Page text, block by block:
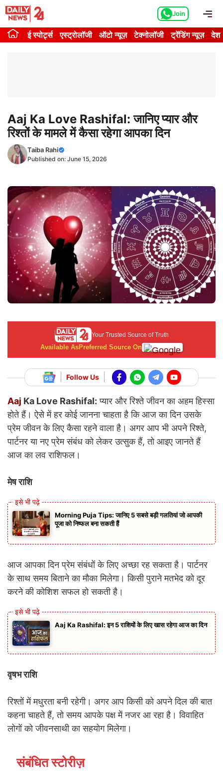
Skip
content
Join
ई स्पोर्ट्स एस्ट्रोलॉजी ऑटो न्यूज़ टेक्नोलॉजी ट्रेंडिंग न्यूज़ देश
Aaj Ka Love Rashifal: जानिए प्यार और
रिश्तों के मामले में कैसा रहेगा आपका दिन
Taiba Rahi
Published on: June 15, 2026
Your Trusted Source of Truth
Available AsPreferred Source On
Follow Us
Aaj Ka Love Rashifal: प्यार और रिश्ते जीवन का अहम हिस्सा
होते हैं। ऐसे में हर कोई जानना चाहता है कि आज का दिन उसके
प्रेम जीवन के लिए कैसा रहने वाला है। अगर आप भी अपने रिश्ते,
पार्टनर या नए प्रेम संबंध को लेकर उत्सुक हैं, तो आइए जानते हैं
आज का लव राशिफल।
मेष राशि
Morning Puja Tips: जानिए 5 सबसे बड़ी गलतियां जो आपकी
पूजा को निष्फल बना सकती हैं
आज आपका दिन प्रेम संबंधों के लिए अच्छा रह सकता है। पार्टनर
के साथ समय बिताने का मौका मिलेगा। किसी पुराने मतभेद को दूर
करने की कोशिश सफल हो सकती है।
Aaj Ka Rashifal: इन 5 राशियों के लिए खास रहेगा आज का दिन
वृषभ राशि
रिश्तों में मधुरता बनी रहेगी। अगर आप किसी को अपने दिल की बात
कहना चाहते हैं, तो समय आपके पक्ष में नजर आ रहा है। विवाहित
लोगों को जीवनसाथी का सहयोग मिलेगा।
संबंधित स्टोरीज़